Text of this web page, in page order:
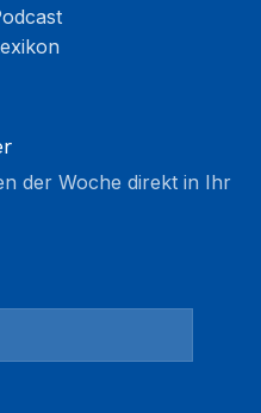
der Woche direkt in Ihr